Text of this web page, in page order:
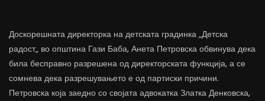
Доскорешната директорка на детската градинка „Детска
радост„ во општина Гази Баба, Анета Петровска обвинува дека
била бесправно разрешена од директорската функција, а се
сомнева дека разрешувањето е од партиски причини.
Петровска која заедно со својата адвокатка Златка Денковска,